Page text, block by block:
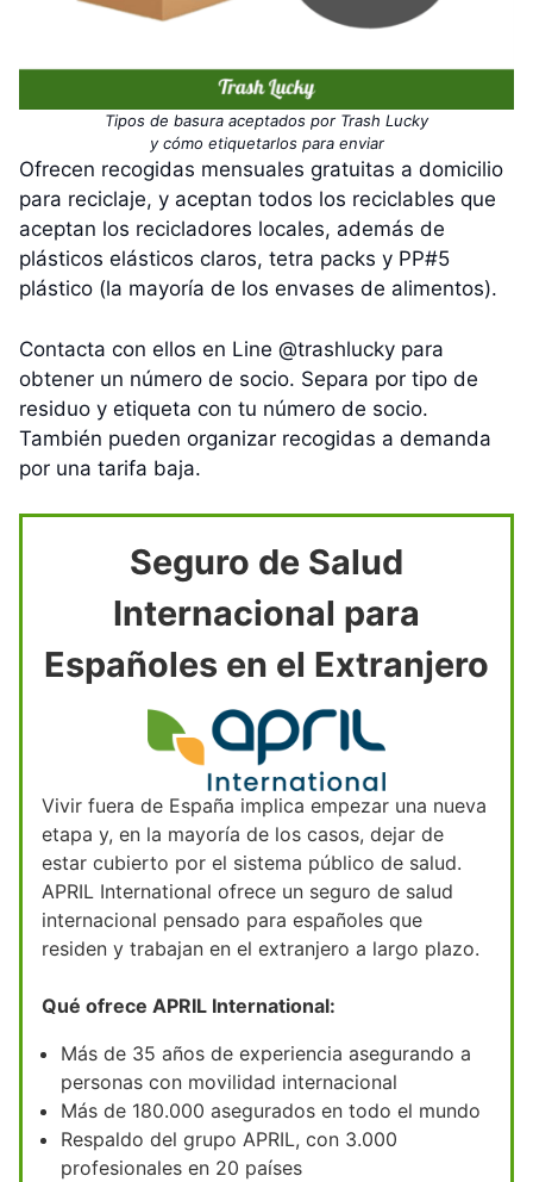
Tipos de basura aceptados por Trash Lucky
y cómo etiquetarlos para enviar
Ofrecen recogidas mensuales gratuitas a domicilio
para reciclaje, y aceptan todos los reciclables que
aceptan los recicladores locales, además de
plásticos elásticos claros, tetra packs y PP#5
plástico (la mayoría de los envases de alimentos).
Contacta con ellos en Line @trashlucky para
obtener un número de socio. Separa por tipo de
residuo y etiqueta con tu número de socio.
También pueden organizar recogidas a demanda
por una tarifa baja.
Seguro de Salud
Internacional para
Españoles en el Extranjero
Vivir fuera de España implica empezar una nueva
etapa y, en la mayoría de los casos, dejar de
estar cubierto por el sistema público de salud.
APRIL International ofrece un seguro de salud
internacional pensado para españoles que
residen y trabajan en el extranjero a largo plazo.
Qué ofrece APRIL International:
Más de 35 años de experiencia asegurando a
personas con movilidad internacional
Más de 180.000 asegurados en todo el mundo
Respaldo del grupo APRIL, con 3.000
profesionales en 20 países